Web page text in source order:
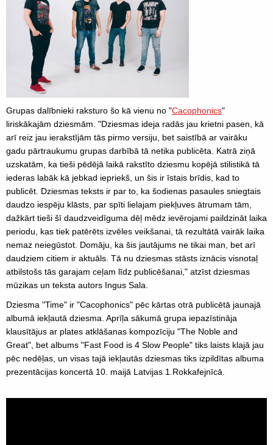
Grupas dalībnieki raksturo šo kā vienu no "Cacophonics"
liriskākajām dziesmām. "Dziesmas ideja radās jau krietni pasen, kā
arī reiz jau ierakstījām tās pirmo versiju, bet saistībā ar vairāku
gadu pārtraukumu grupas darbībā tā netika publicēta. Katrā ziņā
uzskatām, ka tieši pēdējā laikā rakstīto dziesmu kopējā stilistikā tā
iederas labāk kā jebkad iepriekš, un šis ir īstais brīdis, kad to
publicēt. Dziesmas teksts ir par to, ka šodienas pasaules sniegtais
daudzo iespēju klāsts, par spīti lielajam piekļuves ātrumam tām,
dažkārt tieši šī daudzveidīguma dēļ mēdz ievērojami paildzināt laika
periodu, kas tiek patērēts izvēles veikšanai, tā rezultātā vairāk laika
nemaz neiegūstot. Domāju, ka šis jautājums ne tikai man, bet arī
daudziem citiem ir aktuāls. Tā nu dziesmas stāsts iznācis visnotaļ
atbilstošs tās garajam ceļam līdz publicēšanai," atzīst dziesmas
mūzikas un teksta autors Ingus Sala.
Dziesma "Time" ir "Cacophonics" pēc kārtas otrā publicētā jaunajā
albumā iekļautā dziesma. Aprīļa sākumā grupa iepazīstināja
klausītājus ar plates atklāšanas kompozīciju "The Noble and
Great", bet albums "Fast Food is 4 Slow People" tiks laists klajā jau
pēc nedēļas, un visas tajā iekļautās dziesmas tiks izpildītas albuma
prezentācijas koncertā 10. maijā Latvijas 1.Rokkafejnīcā.